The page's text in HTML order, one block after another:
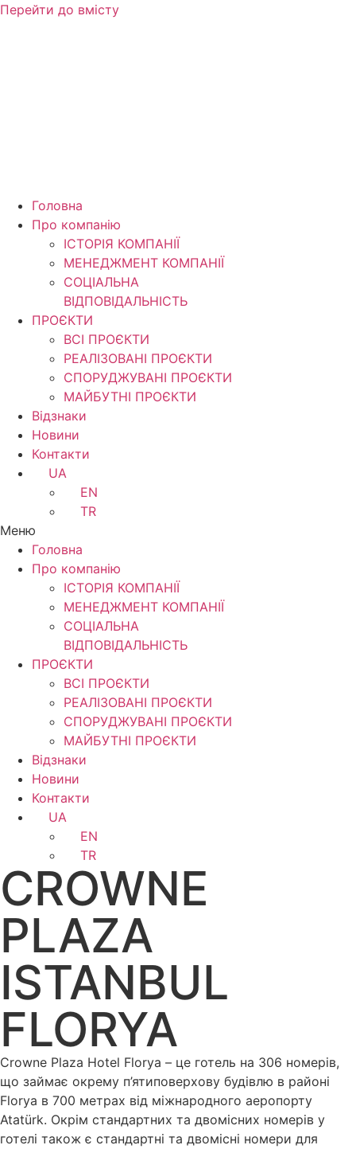
Перейти до вмісту
Головна
Про компанію
ІСТОРІЯ КОМПАНІЇ
МЕНЕДЖМЕНТ КОМПАНІЇ
CОЦІАЛЬНА
ВІДПОВІДАЛЬНІСТЬ
ПРОЄКТИ
ВСІ ПРОЄКТИ
РЕАЛІЗОВАНІ ПРОЄКТИ
СПОРУДЖУВАНІ ПРОЄКТИ
МАЙБУТНІ ПРОЄКТИ
Відзнаки
Новини
Контакти
UA
EN
TR
Меню
Головна
Про компанію
ІСТОРІЯ КОМПАНІЇ
МЕНЕДЖМЕНТ КОМПАНІЇ
CОЦІАЛЬНА
ВІДПОВІДАЛЬНІСТЬ
ПРОЄКТИ
ВСІ ПРОЄКТИ
РЕАЛІЗОВАНІ ПРОЄКТИ
СПОРУДЖУВАНІ ПРОЄКТИ
МАЙБУТНІ ПРОЄКТИ
Відзнаки
Новини
Контакти
UA
EN
TR
CROWNE
PLAZA
ISTANBUL
FLORYA
Crowne Plaza Hotel Florya – це готель на 306 номерів,
що займає окрему п’ятиповерхову будівлю в районі
Florya в 700 метрах від міжнародного аеропорту
Atatürk. Окрім стандартних та двомісних номерів у
готелі також є стандартні та двомісні номери для